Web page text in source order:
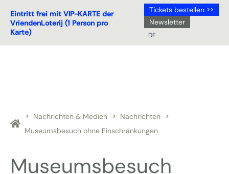
Eintritt frei mit VIP-KARTE der
VriendenLoterij (1 Person pro
Karte)
Tickets bestellen >>
Newsletter
DE
Nachrichten & Medien
Nachrichten
Museumsbesuch ohne Einschränkungen
Museumsbesuch